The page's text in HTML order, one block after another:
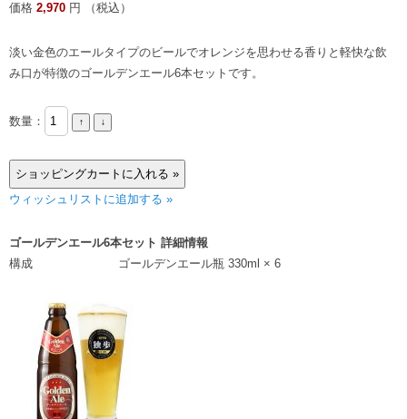
価格 2,970 円 （税込）
淡い金色のエールタイプのビールでオレンジを思わせる香りと軽快な飲
み口が特徴のゴールデンエール6本セットです。
数量：
ウィッシュリストに追加する »
ゴールデンエール6本セット 詳細情報
構成
ゴールデンエール瓶 330ml × 6